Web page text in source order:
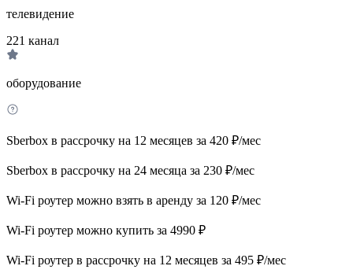
телевидение
221 канал
оборудование
Sberbox в рассрочку на 12 месяцев за 420 ₽/мес
Sberbox в рассрочку на 24 месяца за 230 ₽/мес
Wi-Fi роутер можно взять в аренду за 120 ₽/мес
Wi-Fi роутер можно купить за 4990 ₽
Wi-Fi роутер в рассрочку на 12 месяцев за 495 ₽/мес